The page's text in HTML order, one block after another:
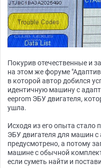
Покурив отечественные и
на этом же форуме
в которой автор добился
идентичную машину с
eeprom ЭБУ двигателя,
ушла.
Исходя из его опыта стало
ЭБУ двигателя для машин
предусмотрено, а потому
машине с обычной
если суметь найти и